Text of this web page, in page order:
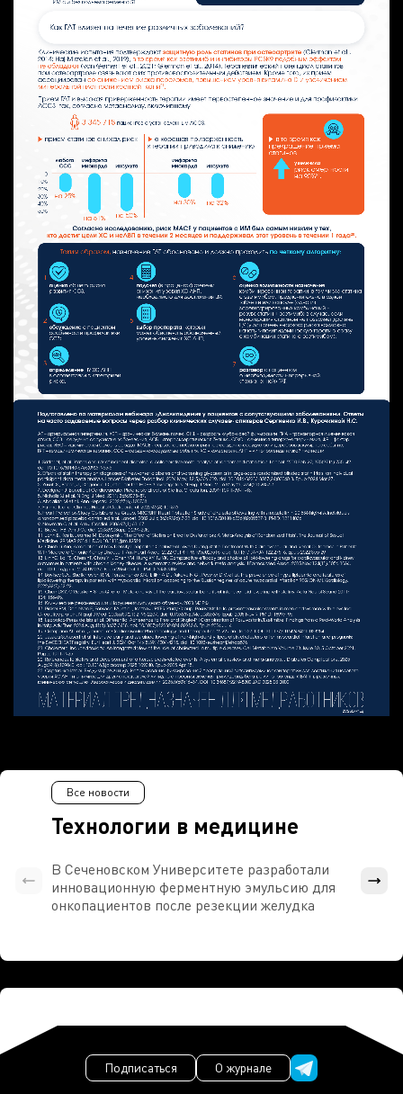
Технологии в медицине
Все новости
В Сеченовском Университете разработали
инновационную ферментную эмульсию для
онкопациентов после резекции желудка
Подписаться О журнале